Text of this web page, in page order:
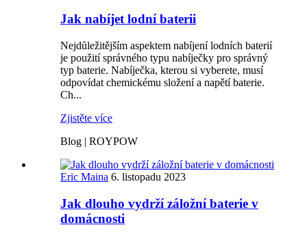
Jak nabíjet lodní baterii
Nejdůležitějším aspektem nabíjení lodních baterií
je použití správného typu nabíječky pro správný
typ baterie. Nabíječka, kterou si vyberete, musí
odpovídat chemickému složení a napětí baterie.
Ch...
Zjistěte více
Blog | ROYPOW
Eric Maina 6. listopadu 2023
Jak dlouho vydrží záložní baterie v
domácnosti